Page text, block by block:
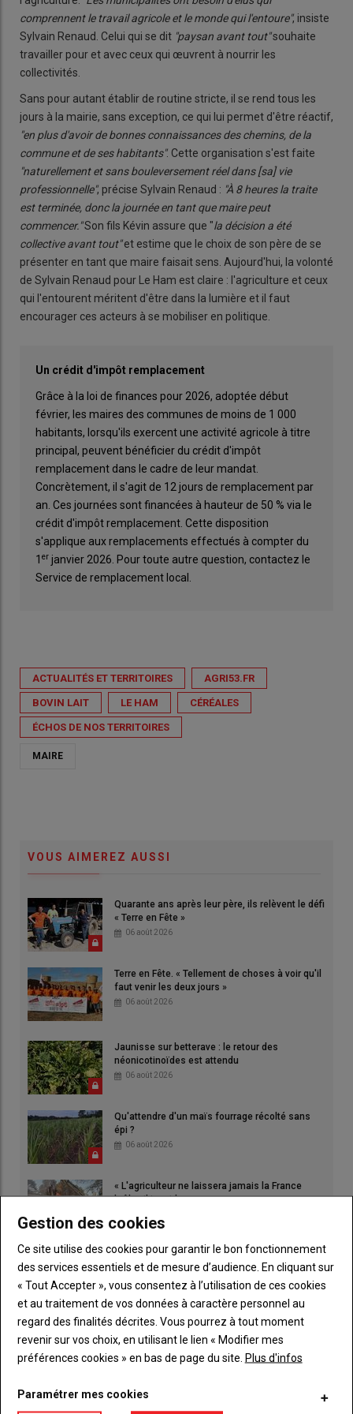
comprennent le travail agricole et le monde qui l'entoure", insiste
Sylvain Renaud. Celui qui se dit "paysan avant tout"souhaite
travailler pour et avec ceux qui œuvrent à nourrir les
collectivités.
Sans pour autant établir de routine stricte, il se rend tous les
jours à la mairie, sans exception, ce qui lui permet d'être réactif,
"en plus d'avoir de bonnes connaissances des chemins, de la
commune et de ses habitants". Cette organisation s'est faite
"naturellement et sans bouleversement réel dans [sa] vie
professionnelle", précise Sylvain Renaud : "À 8 heures la traite
est terminée, donc la journée en tant que maire peut
commencer."Son fils Kévin assure que "la décision a été
collective avant tout"et estime que le choix de son père de se
présenter en tant que maire faisait sens. Aujourd'hui, la volonté
de Sylvain Renaud pour Le Ham est claire : l'agriculture et ceux
qui l'entourent méritent d'être dans la lumière et il faut
encourager ces acteurs à se mobiliser en politique.
Un crédit d'impôt remplacement
Grâce à la loi de finances pour 2026, adoptée début
février, les maires des communes de moins de 1 000
habitants, lorsqu'ils exercent une activité agricole à titre
principal, peuvent bénéficier du crédit d'impôt
remplacement dans le cadre de leur mandat.
Concrètement, il s'agit de 12 jours de remplacement par
an. Ces journées sont financées à hauteur de 50 % via le
crédit d'impôt remplacement. Cette disposition
s'applique aux remplacements effectués à compter du
1 er janvier 2026. Pour toute autre question, contactez le
Service de remplacement local.
ACTUALITÉS ET TERRITOIRES AGRI53.FR
BOVIN LAIT LE HAM CÉRÉALES
ÉCHOS DE NOS TERRITOIRES
MAIRE
VOUS AIMEREZ AUSSI
Quarante ans après leur père, ils relèvent le défi
« Terre en Fête »
06 août 2026
Terre en Fête. « Tellement de choses à voir qu'il
faut venir les deux jours »
06 août 2026
Jaunisse sur betterave : le retour des
néonicotinoïdes est attendu
06 août 2026
Qu'attendre d'un maïs fourrage récolté sans
épi ?
06 août 2026
« L'agriculteur ne laissera jamais la France
brûler, il ira aider »
Gestion des cookies
Ce site utilise des cookies pour garantir le bon fonctionnement
des services essentiels et de mesure d’audience. En cliquant sur
« Tout Accepter », vous consentez à l’utilisation de ces cookies
et au traitement de vos données à caractère personnel au
regard des finalités décrites. Vous pourrez à tout moment
revenir sur vos choix, en utilisant le lien « Modifier mes
préférences cookies » en bas de page du site. Plus d'infos
Paramétrer mes cookies